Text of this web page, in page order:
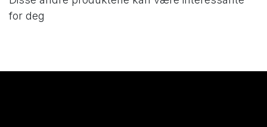
for deg